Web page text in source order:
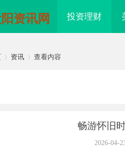
资讯网 投资理财
资讯 查看内容
畅游怀旧
2026-04-